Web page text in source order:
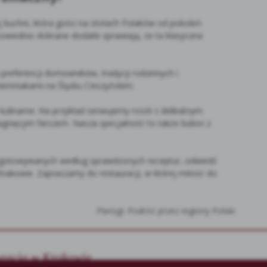
która gości na stołach Polaków od pokoleń.
dobrane dodatki sprawiają, że ta klasyczna
domowników, tradycji rodzinnych i
na Śląsku Cieszyńskim.
Na przykład serwujemy rosół z delikatnym
farszem. Nasza specjalność to także bulion z
według sprawdzonych receptur, odwiedź
Zapraszamy do restauracji, w której miłość do
Pierogi: Podróż przez regiony Polski
w Krakowie